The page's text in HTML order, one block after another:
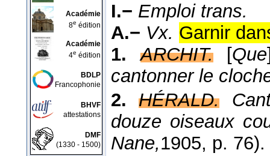
Académie
8e édition
Académie
4e édition
BDLP
Francophonie
BHVF
attestations
DMF
(1330 - 1500)
I.− Emploi trans.
A.− Vx. Garnir
1.
ARCHIT. [Que
cantonner le
2.
HÉRALD.
douze oiseaux
Nane,1905, p. 76).